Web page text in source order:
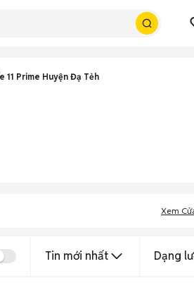
11 Prime Huyện Đạ Tẻh
Xem
Tin mới nhất Dạng